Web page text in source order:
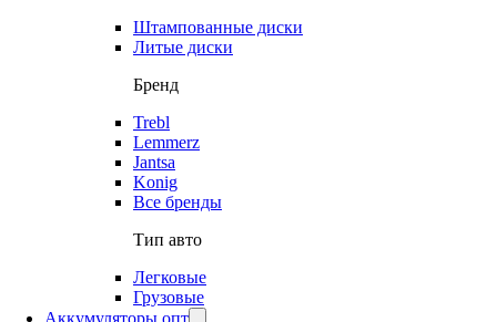
Штампованные диски
Литые диски
Бренд
Trebl
Lemmerz
Jantsa
Konig
Все бренды
Тип авто
Легковые
Грузовые
Аккумуляторы опт